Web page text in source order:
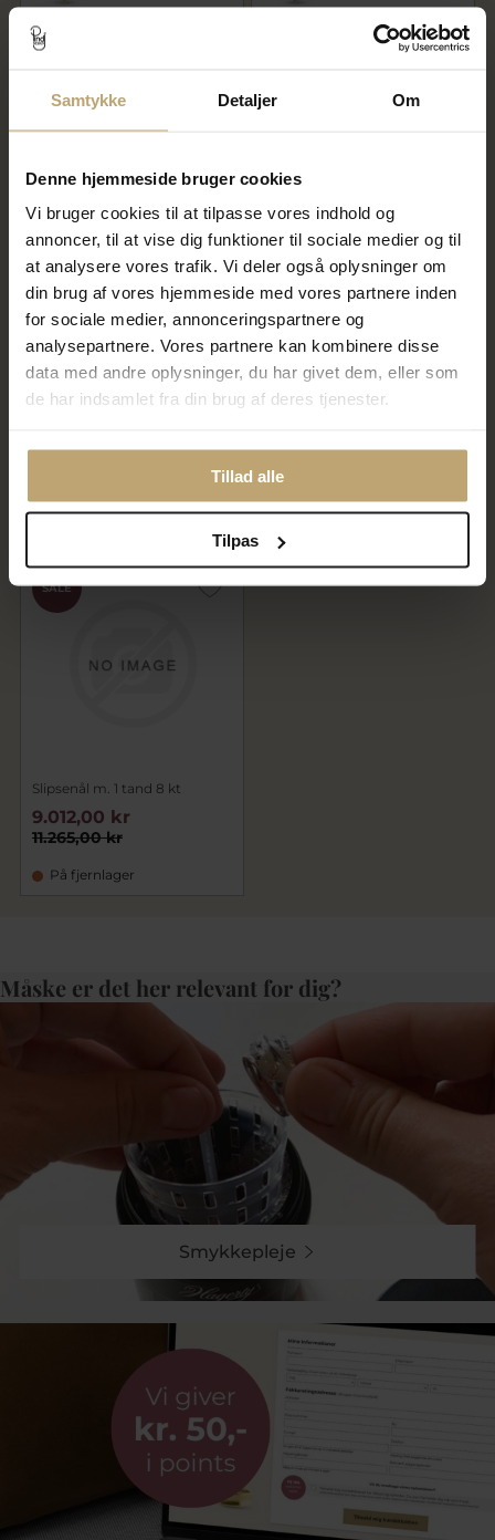
Samtykke Detaljer Om
Denne hjemmeside bruger cookies
Vi bruger cookies til at tilpasse vores indhold og
annoncer, til at vise dig funktioner til sociale medier og til
at analysere vores trafik. Vi deler også oplysninger om
din brug af vores hjemmeside med vores partnere inden
for sociale medier, annonceringspartnere og
analysepartnere. Vores partnere kan kombinere disse
data med andre oplysninger, du har givet dem, eller som
de har indsamlet fra din brug af deres tjenester.
Tillad alle
Tilpas
10.960,00 kr 1.252,00 kr
På fjernlager
19.515,00 kr
På fjernlager
SALE
Slipsenål m. 1 tand 8 kt
11.265,00 kr
9.012,00 kr
På fjernlager
Måske er det her relevant for dig?
Smykkepleje